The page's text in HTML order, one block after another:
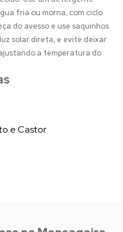
fria ou morna, com ciclo
do avesso e use saquinhos
solar direta, e evite deixar
a temperatura do
e Castor